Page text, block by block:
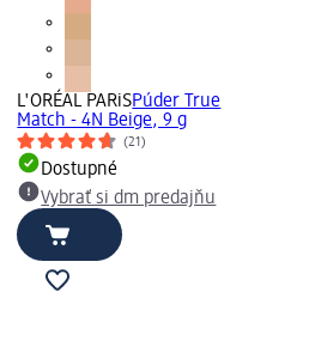
L'ORÉAL PARiSPúder True
Match - 4N Beige, 9 g
(21)
Dostupné
Vybrať si dm predajňu